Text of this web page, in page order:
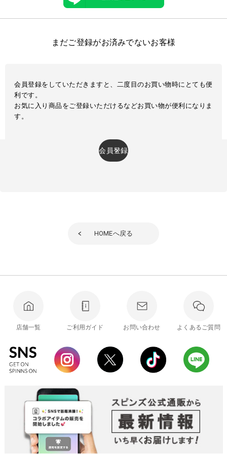
まだご登録がお済みでないお客様
会員登録をしていただきますと、二度目のお買い物時にとても便
利です。
お気に入り商品をご登録いただけるなどお買い物が便利になりま
す。
会員登録
HOMEへ戻る
店舗一覧 ご利用ガイド お問い合わせ よくあるご質問